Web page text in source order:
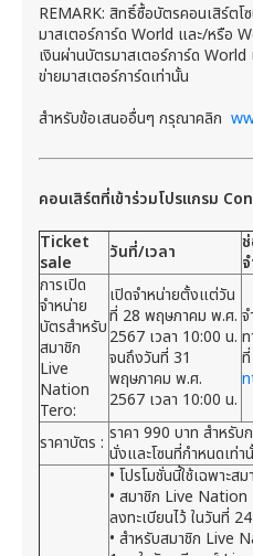
REMARK: สิทธิ์ซื้อบัตรคอนเสิร์ต
มาสเตอร์การ์ด World และ/หรือ
เงินผ่านบัตรมาสเตอร์การ์ด
ข่ายมาสเตอร์การ์ดเท่านั้น
สำหรับข้อเสนออื่นๆ กรุณาคลิก
คอนเสิร์ตที่เข้าร่วมโปรแกรม
Ticket
sale
วันที่/เวลา
การเปิด
จำหน่าย
บัตรสำหรับ
สมาชิก
Live
Nation
Tero:
เปิดจำหน่ายตั้งแต่วัน
ที่ 28 พฤษภาคม พ.ศ.
2567 เวลา 10:00 น.
จนถึงวันที่ 31
พฤษภาคม พ.ศ.
2567 เวลา 10:00 น.
ที่
ราคาบัตร : ราคา 990 บาท สำหรับ
นั่งและโซนที่กำหนดเท่า
• โปรโมชั่นนี้ใช้เฉพาะ
• สมาชิก Live Nation
ลงทะเบียนไว้ ในวันที่
• สำหรับสมาชิก Live